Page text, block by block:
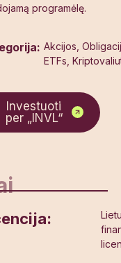
programėlę.
Akcijos,
ETFs,
Investuoti
per „INVL“